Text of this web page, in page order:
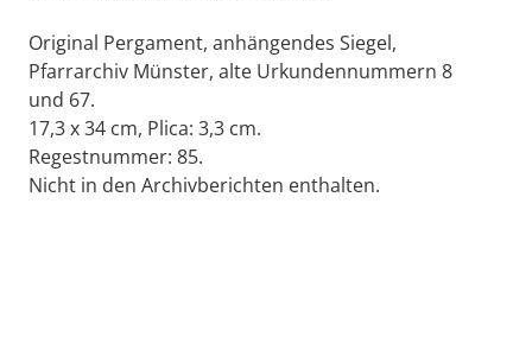
Original Pergament, anhängendes Siegel,
Pfarrarchiv Münster, alte Urkundennummern 8
und 67.
17,3 x 34 cm, Plica: 3,3 cm.
Regestnummer: 85.
Nicht in den Archivberichten enthalten.